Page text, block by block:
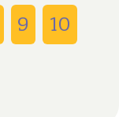
9
10